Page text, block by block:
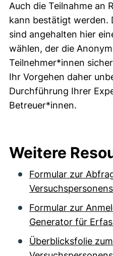
Auch die Teilnahme an
kann bestätigt werden.
sind angehalten hier
wählen, der die
Teilnehmer*innen
Ihr Vorgehen daher
Durchführung Ihrer
Betreuer*innen.
Weitere
Formular zur
Formular zur
Generator für
Überblicksfolie